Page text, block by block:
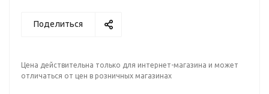
Поделиться
Цена действительна только для интернет-магазина и может
отличаться от цен в розничных магазинах